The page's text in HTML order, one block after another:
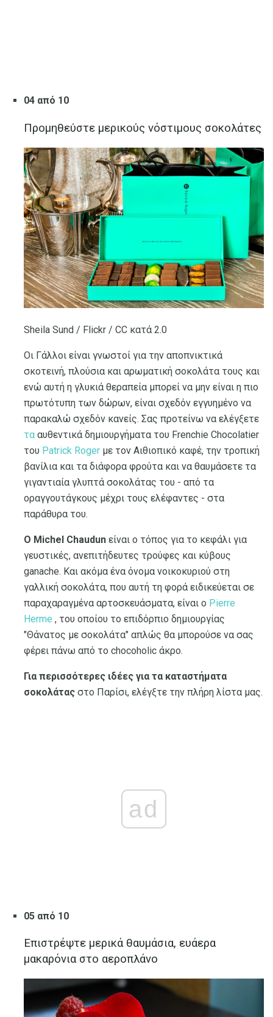
04 από 10
Προμηθεύστε μερικούς νόστιμους σοκολάτες
Sheila Sund / Flickr / CC κατά 2.0
Οι Γάλλοι είναι γνωστοί για την αποπνικτικά
σκοτεινή, πλούσια και αρωματική σοκολάτα τους και
ενώ αυτή η γλυκιά θεραπεία μπορεί να μην είναι η πιο
πρωτότυπη των δώρων, είναι σχεδόν εγγυημένο να
παρακαλώ σχεδόν κανείς. Σας προτείνω να ελέγξετε
τα αυθεντικά δημιουργήματα του Frenchie Chocolatier
του Patrick Roger με τον Αιθιοπικό καφέ, την τροπική
βανίλια και τα διάφορα φρούτα και να θαυμάσετε τα
γιγαντιαία γλυπτά σοκολάτας του - από τα
οραγγουτάγκους μέχρι τους ελέφαντες - στα
παράθυρα του.
Ο Michel Chaudun είναι ο τόπος για το κεφάλι για
γευστικές, ανεπιτήδευτες τρούφες και κύβους
ganache. Και ακόμα ένα όνομα νοικοκυριού στη
γαλλική σοκολάτα, που αυτή τη φορά ειδικεύεται σε
παραχαραγμένα αρτοσκευάσματα, είναι ο Pierre
Herme , του οποίου το επιδόρπιο δημιουργίας
"Θάνατος με σοκολάτα" απλώς θα μπορούσε να σας
φέρει πάνω από το chocoholic άκρο.
Για περισσότερες ιδέες για τα καταστήματα
σοκολάτας στο Παρίσι, ελέγξτε την πλήρη λίστα μας.
ad
05 από 10
Επιστρέψτε μερικά θαυμάσια, ευάερα
μακαρόνια στο αεροπλάνο